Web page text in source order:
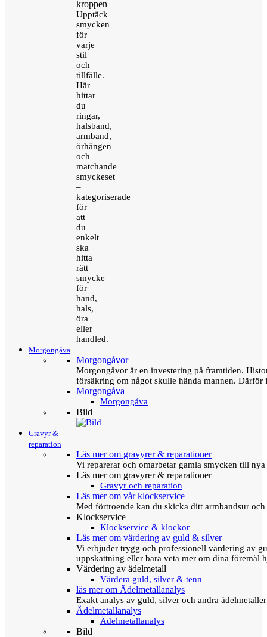
kroppen
Upptäck
smycken
för
varje
stil
och
tillfälle.
Här
hittar
du
ringar,
halsband,
armband,
örhängen
och
matchande
smyckeset
–
kategoriserade
för
att
du
enkelt
ska
hitta
rätt
smycke
för
hand,
hals,
öra
eller
handled.
Morgongåva
Morgongåvor
Morgongåvor är en investering på framtiden.
försäkring om något skulle hända mannen.
Morgongåva
Morgongåva
Bild
Gravyr &
reparation
Läs mer om gravyrer & reparationer
Vi reparerar och omarbetar gamla smycken till
Läs mer om gravyrer & reparationer
Gravyr och reparation
Läs mer om vår klockservice
Med förtroende kan du skicka ditt armbandsur
Klockservice
Klockservice & klockor
Läs mer om värdering av guld & silver
Vi erbjuder trygg och professionell värdering av
uppskattning eller bara veta mer om dina föremål
Värdering av ädelmetall
Värdera guld, silver & tenn
läs mer om Ädelmetallanalys
Exakt analys av guld, silver och andra
Ädelmetallanalys
Ädelmetallanalys
Bild